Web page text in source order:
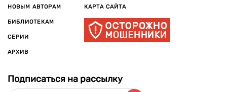
НОВЫМ АВТОРАМ
БИБЛИОТЕКАМ
СЕРИИ
АРХИВ
КАРТА САЙТА
Подписаться на рассылку